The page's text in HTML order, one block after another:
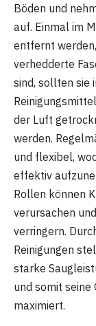
Böden und
auf. Einmal im
entfernt
verhedderte
sind, sollten sie
der Luft
werden.
und flexibel,
effektiv
Rollen können
verursachen
verringern.
Reinigungen
starke
und somit
maximiert.